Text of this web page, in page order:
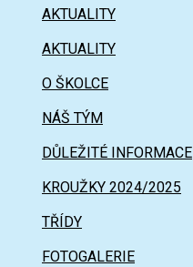
AKTUALITY
AKTUALITY
O ŠKOLCE
NÁŠ TÝM
DŮLEŽITÉ INFORMACE
KROUŽKY 2024/2025
TŘÍDY
FOTOGALERIE